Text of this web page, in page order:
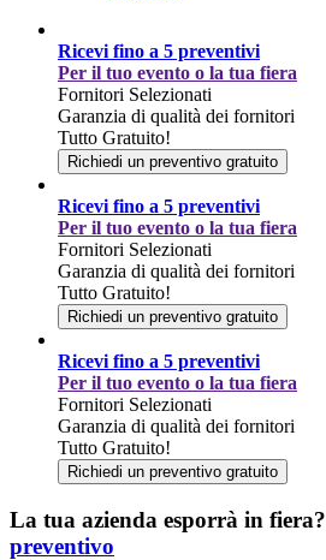
Ricevi fino a 5 preventivi
Per il tuo evento o la tua fiera
Fornitori Selezionati
Garanzia di qualità dei fornitori
Tutto Gratuito!
Richiedi un preventivo gratuito
Ricevi fino a 5 preventivi
Per il tuo evento o la tua fiera
Fornitori Selezionati
Garanzia di qualità dei fornitori
Tutto Gratuito!
Richiedi un preventivo gratuito
Ricevi fino a 5 preventivi
Per il tuo evento o la tua fiera
Fornitori Selezionati
Garanzia di qualità dei fornitori
Tutto Gratuito!
Richiedi un preventivo gratuito
La tua azienda esporrà in fiera?
preventivo